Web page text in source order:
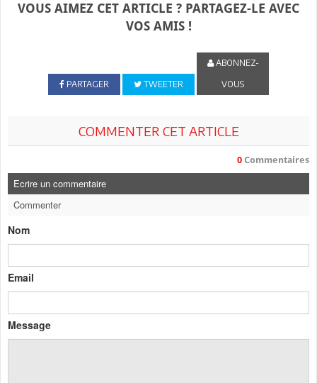
VOUS AIMEZ CET ARTICLE ? PARTAGEZ-LE AVEC
VOS AMIS !
PARTAGER TWEETER
ABONNEZ-
VOUS
COMMENTER CET ARTICLE
0 Commentaires
Ecrire un commentaire
Commenter
Nom
Email
Message